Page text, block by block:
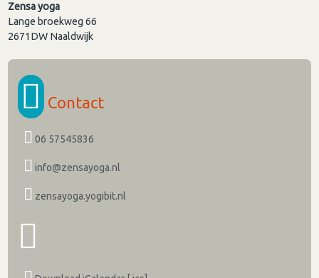
Zensa yoga
Lange broekweg 66
2671DW Naaldwijk
Contact
06 57545836
info@zensayoga.nl
zensayoga.yogibit.nl